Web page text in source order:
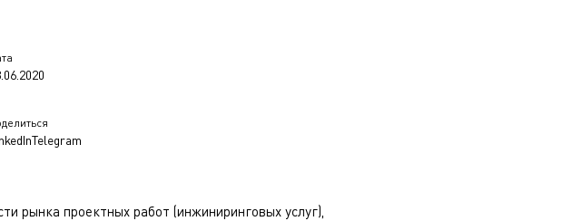
Telegram
рынка проектных работ (инжиниринговых услуг),